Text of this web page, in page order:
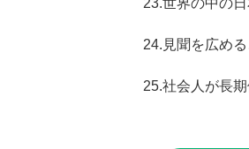
23.世界の中の
24.見聞を広め
25.社会人が長